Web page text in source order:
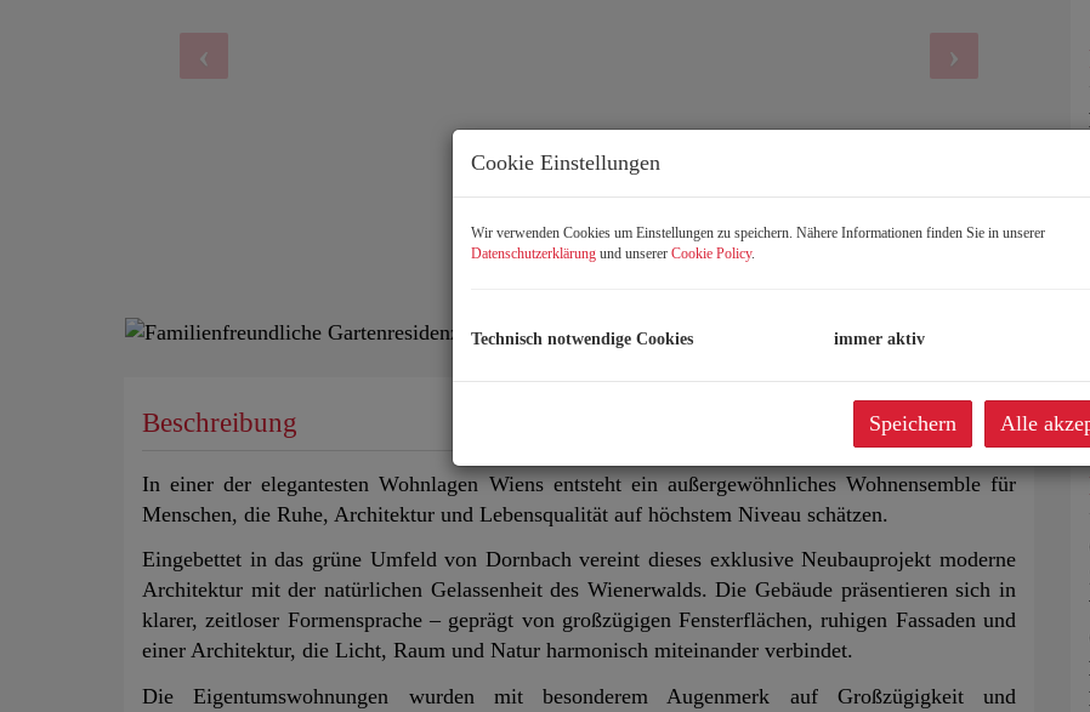
Beschreibung
In einer der elegantesten Wohnlagen Wiens entsteht ein außergewöhnliches Wohnensemble für
Menschen, die Ruhe, Architektur und Lebensqualität auf höchstem Niveau schätzen.
Eingebettet in das grüne Umfeld von Dornbach vereint dieses exklusive Neubauprojekt moderne
Architektur mit der natürlichen Gelassenheit des Wienerwalds. Die Gebäude präsentieren sich in
klarer, zeitloser Formensprache – geprägt von großzügigen Fensterflächen, ruhigen Fassaden und
einer Architektur, die Licht, Raum und Natur harmonisch miteinander verbindet.
Die Eigentumswohnungen wurden mit besonderem Augenmerk auf Großzügigkeit und
Cookie Einstellungen
Wir verwenden Cookies um Einstellungen zu speichern. Nähere Informationen finden Sie in unserer
Datenschutzerklärung und unserer Cookie Policy.
Technisch notwendige Cookies immer aktiv
Speichern Alle